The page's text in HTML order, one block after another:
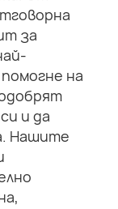
за
на
и да
Нашите